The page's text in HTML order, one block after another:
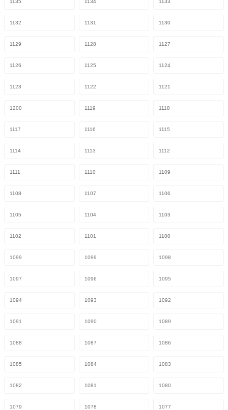
1135 1134 1133
1132 1131 1130
1129 1128 1127
1126 1125 1124
1123 1122 1121
1200 1119 1118
1117 1116 1115
1114 1113 1112
1111 1110 1109
1108 1107 1106
1105 1104 1103
1102 1101 1100
1099 1099 1098
1097 1096 1095
1094 1093 1092
1091 1090 1089
1088 1087 1086
1085 1084 1083
1082 1081 1080
1079 1078 1077